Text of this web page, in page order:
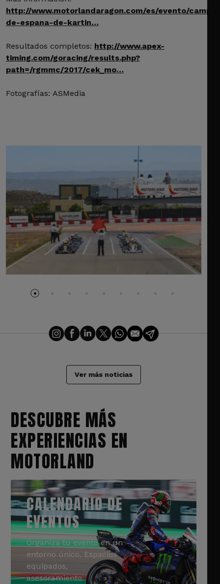
http://www.motorlandaragon.com/es/evento/
de-espana-de-kartin…
Resultados completos: http://www.apex-
timing.com/goracing/results.php?
path=/rgmmc/2017/cek_mo…
Fotografías: ASMedia
Ver más noticias
DESCUBRE MÁS
EXPERIENCIAS EN
MOTORLAND
CALENDARIO DE
EVENTOS
Organiza tu evento en un
entorno único. Espacios
equipados,
asesoramiento